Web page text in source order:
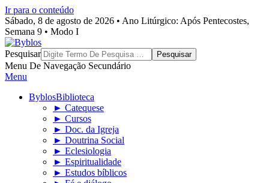
Ir para o conteúdo
Sábado, 8 de agosto de 2026 • Ano Litúrgico: Após Pentecostes,
Semana 9 • Modo I
Byblos
Pesquisar
Menu De Navegação Secundário
Menu
ByblosBiblioteca
► Catequese
► Cursos
► Doc. da Igreja
► Doutrina Social
► Eclesiologia
► Espiritualidade
► Estudos bíblicos